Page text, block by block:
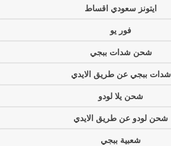
ايتونز سعودي اقساط
فور يو
شحن شدات ببجي
شدات ببجي عن طريق الايدي
شحن يلا لودو
شحن لودو عن طريق الايدي
شعبية ببجي